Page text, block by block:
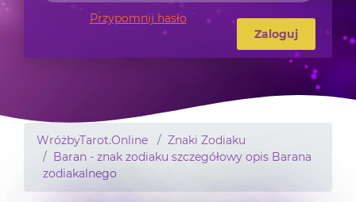
Przypomnij hasło
Zaloguj
WróżbyTarot.Online
Znaki Zodiaku
Baran - znak zodiaku szczegółowy opis Barana
zodiakalnego